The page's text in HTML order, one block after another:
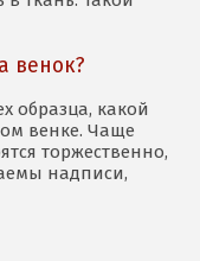
венок?
образца, какой
венке. Чаще
торжественно,
надписи,